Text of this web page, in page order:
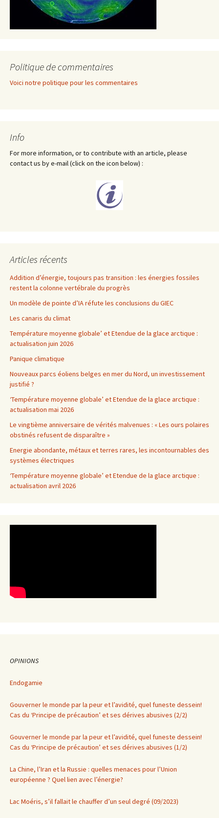
Politique de commentaires
Voici notre politique pour les commentaires
Info
For more information, or to contribute with an article, please
contact us by e-mail (click on the icon below) :
Articles récents
Addition d’énergie, toujours pas transition : les énergies fossiles
restent la colonne vertébrale du progrès
Un modèle de pointe d’IA réfute les conclusions du GIEC
Les canaris du climat
Température moyenne globale’ et Etendue de la glace arctique :
actualisation juin 2026
Panique climatique
Nouveaux parcs éoliens belges en mer du Nord, un investissement
justifié ?
‘Température moyenne globale’ et Etendue de la glace arctique :
actualisation mai 2026
Le vingtième anniversaire de vérités malvenues : « Les ours polaires
obstinés refusent de disparaître »
Energie abondante, métaux et terres rares, les incontournables des
systèmes électriques
‘Température moyenne globale’ et Etendue de la glace arctique :
actualisation avril 2026
OPINIONS
Endogamie
Gouverner le monde par la peur et l’avidité, quel funeste dessein!
Cas du ‘Principe de précaution’ et ses dérives abusives (2/2)
Gouverner le monde par la peur et l’avidité, quel funeste dessein!
Cas du ‘Principe de précaution’ et ses dérives abusives (1/2)
La Chine, l’Iran et la Russie : quelles menaces pour l’Union
européenne ? Quel lien avec l’énergie?
Lac Moéris, s’il fallait le chauffer d’un seul degré (09/2023)